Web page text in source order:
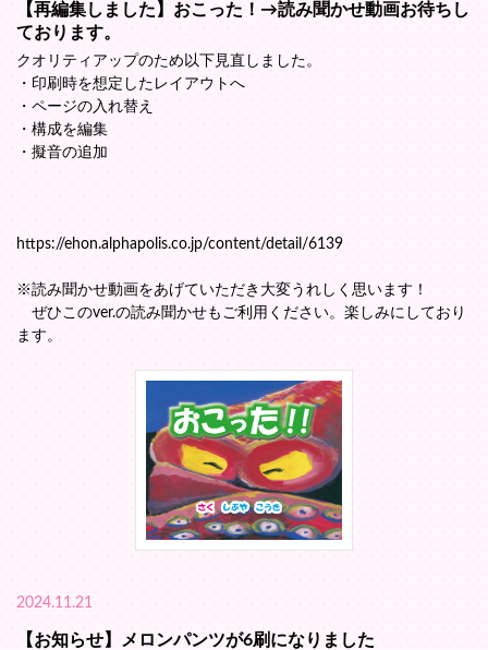
【再編集しました】おこった！→読み聞かせ動画お待ちし
ております。
クオリティアップのため以下見直しました。
・印刷時を想定したレイアウトへ
・ページの入れ替え
・構成を編集
・擬音の追加
https://ehon.alphapolis.co.jp/content/detail/6139
※読み聞かせ動画をあげていただき大変うれしく思います！
ぜひこのver.の読み聞かせもご利用ください。楽しみにしており
ます。
2024.11.21
【お知らせ】メロンパンツが6刷になりました